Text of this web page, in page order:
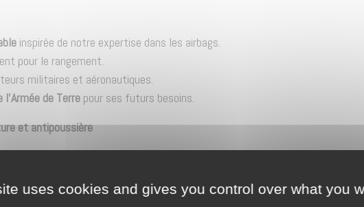
inspirée de notre expertise dans les airbags.
pour le rangement.
militaires et aéronautiques.
l’Armée de Terre pour ses futurs besoins.
et antipoussière
par le clientdans une cabine mobile.
uses cookies and gives you control over what you